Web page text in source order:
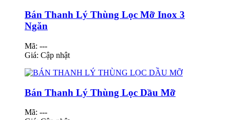
Bán Thanh Lý Thùng Lọc Mỡ Inox 3
Ngăn
Mã: ---
Giá: Cập nhật
Bán Thanh Lý Thùng Lọc Dầu Mỡ
Mã: ---